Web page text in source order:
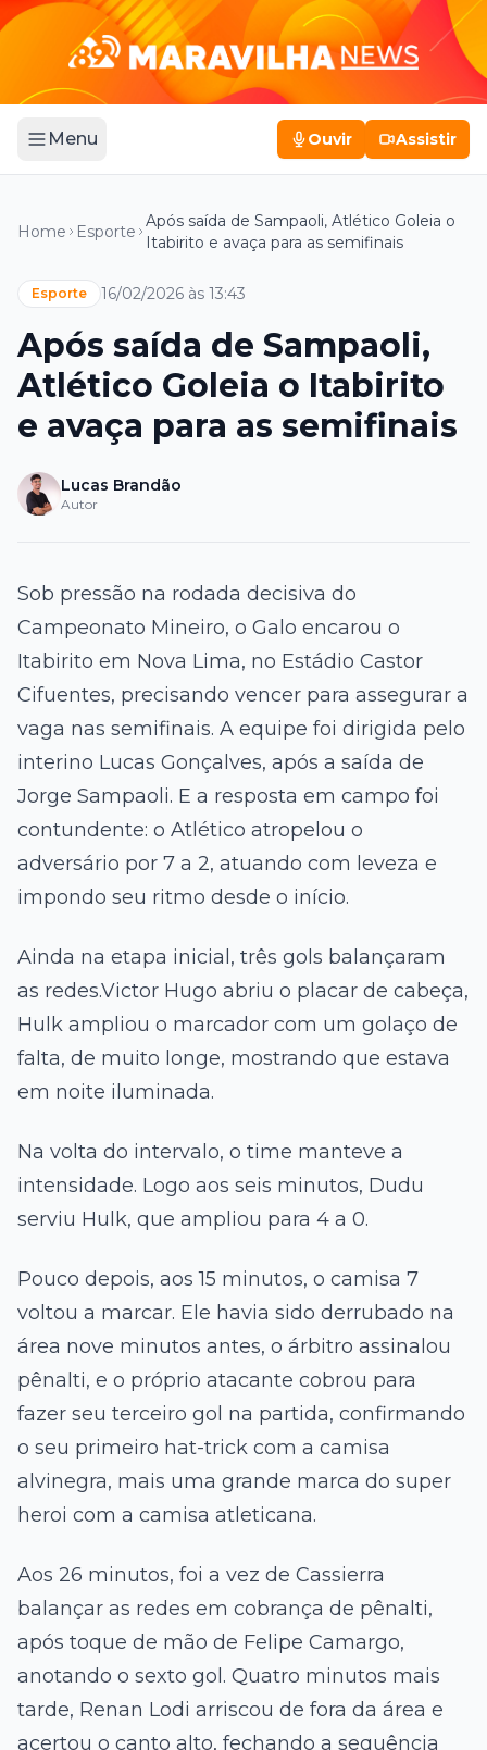
Menu Ouvir Assistir
Home Esporte
Após saída de Sampaoli, Atlético Goleia o
Itabirito e avaça para as semifinais
Esporte 16/02/2026 às 13:43
Após saída de Sampaoli,
Atlético Goleia o Itabirito
e avaça para as semifinais
Lucas Brandão
Autor
Sob pressão na rodada decisiva do
Campeonato Mineiro, o Galo encarou o
Itabirito em Nova Lima, no Estádio Castor
Cifuentes, precisando vencer para assegurar a
vaga nas semifinais. A equipe foi dirigida pelo
interino Lucas Gonçalves, após a saída de
Jorge Sampaoli. E a resposta em campo foi
contundente: o Atlético atropelou o
adversário por 7 a 2, atuando com leveza e
impondo seu ritmo desde o início.
Ainda na etapa inicial, três gols balançaram
as redes.Victor Hugo abriu o placar de cabeça,
Hulk ampliou o marcador com um golaço de
falta, de muito longe, mostrando que estava
em noite iluminada.
Na volta do intervalo, o time manteve a
intensidade. Logo aos seis minutos, Dudu
serviu Hulk, que ampliou para 4 a 0.
Pouco depois, aos 15 minutos, o camisa 7
voltou a marcar. Ele havia sido derrubado na
área nove minutos antes, o árbitro assinalou
pênalti, e o próprio atacante cobrou para
fazer seu terceiro gol na partida, confirmando
o seu primeiro hat-trick com a camisa
alvinegra, mais uma grande marca do super
heroi com a camisa atleticana.
Aos 26 minutos, foi a vez de Cassierra
balançar as redes em cobrança de pênalti,
após toque de mão de Felipe Camargo,
anotando o sexto gol. Quatro minutos mais
tarde, Renan Lodi arriscou de fora da área e
acertou o canto alto, fechando a sequência